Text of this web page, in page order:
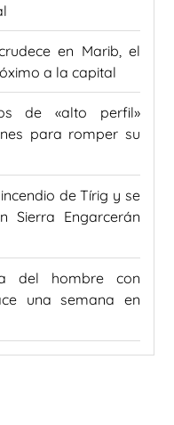
en Marib, el
a la capital
de «alto perfil»
para romper su
de Tírig y se
Sierra Engarcerán
del hombre con
una semana en